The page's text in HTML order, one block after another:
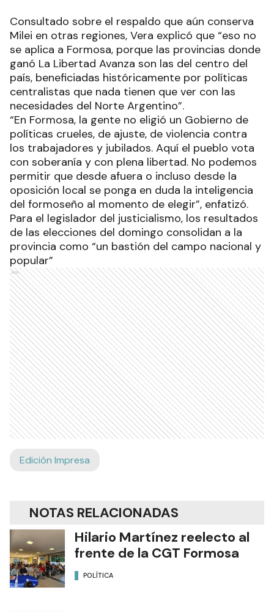
Consultado sobre el respaldo que aún conserva
Milei en otras regiones, Vera explicó que “eso no
se aplica a Formosa, porque las provincias donde
ganó La Libertad Avanza son las del centro del
país, beneficiadas históricamente por políticas
centralistas que nada tienen que ver con las
necesidades del Norte Argentino”.
“En Formosa, la gente no eligió un Gobierno de
políticas crueles, de ajuste, de violencia contra
los trabajadores y jubilados. Aquí el pueblo vota
con soberanía y con plena libertad. No podemos
permitir que desde afuera o incluso desde la
oposición local se ponga en duda la inteligencia
del formoseño al momento de elegir”, enfatizó.
Para el legislador del justicialismo, los resultados
de las elecciones del domingo consolidan a la
provincia como “un bastión del campo nacional y
popular”
Ads
Edición Impresa
NOTAS RELACIONADAS
Hilario Martínez reelecto al
frente de la CGT Formosa
POLÍTICA